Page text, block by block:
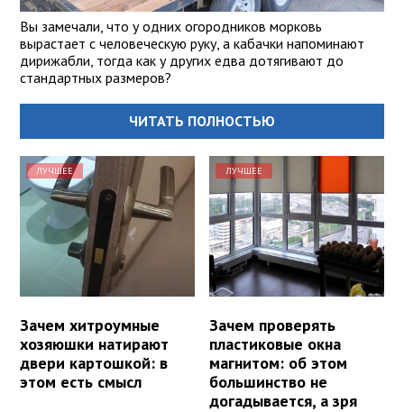
Вы замечали, что у одних огородников морковь
вырастает с человеческую руку, а кабачки напоминают
дирижабли, тогда как у других едва дотягивают до
стандартных размеров?
ЧИТАТЬ ПОЛНОСТЬЮ
ЛУЧШЕЕ
Зачем хитроумные
хозяюшки натирают
двери картошкой: в
этом есть смысл
ЛУЧШЕЕ
Зачем проверять
пластиковые окна
магнитом: об этом
большинство не
догадывается, а зря